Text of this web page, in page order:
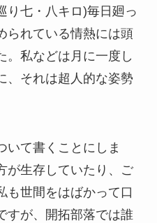
り七・八キロ)毎日廻っ
られている情熱には頭
。私などは月に一度し
、それは超人的な姿勢
いて書くことにしま
が生存していたり、ご
も世間をはばかって口
すが、開拓部落では誰